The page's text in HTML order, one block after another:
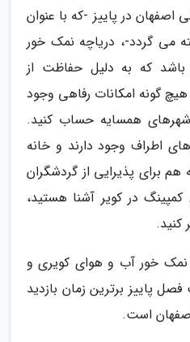
در پاییز -که با عنوان
می گردد-، دریاچه نمک خور
باشد که به دلیل حفاظت از
گونه امکانات رفاهی وجود
شهرهای همسایه حساب کنید.
اطراف وجود دارند و خانه
برای پذیرایی از گردشگران
کمپینگ در کویر آشنا هستید،
نمک خور آب و هوای کویری و
پاییز برترین زمان بازدید
است.